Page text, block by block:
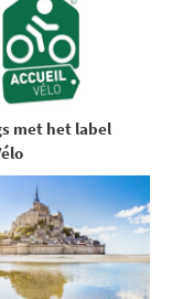
met het label